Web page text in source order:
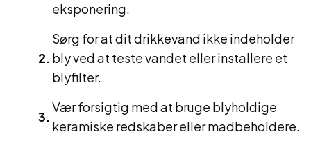
eksponering.
Sørg for at dit drikkevand ikke indeholder
bly ved at teste vandet eller installere et
blyfilter.
Vær forsigtig med at bruge blyholdige
keramiske redskaber eller madbeholdere.